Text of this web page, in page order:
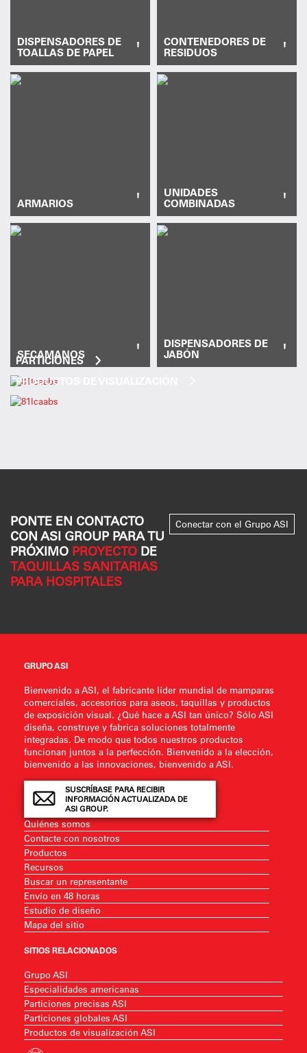
DISPENSADORES DE
TOALLAS DE PAPEL
'
CONTENEDORES DE
RESIDUOS
'
ARMARIOS '
UNIDADES
COMBINADAS
'
SECAMANOS '
DISPENSADORES DE
JABÓN
'
PARTICIONES
PRODUCTOS DE VISUALIZACIÓN
PONTE EN CONTACTO
CON ASI GROUP PARA TU
PRÓXIMO PROYECTO DE
TAQUILLAS SANITARIAS
PARA HOSPITALES
Conectar con el Grupo ASI
GRUPO ASI
Bienvenido a ASI, el fabricante líder mundial de mamparas
comerciales, accesorios para aseos, taquillas y productos
de exposición visual. ¿Qué hace a ASI tan único? Sólo ASI
diseña, construye y fabrica soluciones totalmente
integradas. De modo que todos nuestros productos
funcionan juntos a la perfección. Bienvenido a la elección,
bienvenido a las innovaciones, bienvenido a ASI.
SUSCRÍBASE PARA RECIBIR
INFORMACIÓN ACTUALIZADA DE
ASI GROUP.
Quiénes somos
Contacte con nosotros
Productos
Recursos
Buscar un representante
Envío en 48 horas
Estudio de diseño
Mapa del sitio
SITIOS RELACIONADOS
Grupo ASI
Especialidades americanas
Particiones precisas ASI
Particiones globales ASI
Productos de visualización ASI